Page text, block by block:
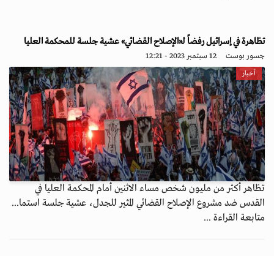
تظاهرة في إسرائيل رفضاً لـ«الإصلاح القضائي» عشية جلسة للمحكمة العليا
جسور بوست 12 سبتمبر 2023 - 12:21
أخبار
تظاهر أكثر من مليون شخص مساء الاثنين أمام المحكمة العليا في
القدس ضد مشروع الإصلاح القضائي المثير للجدل، عشية جلسة استما...
متابعة القراءة ...